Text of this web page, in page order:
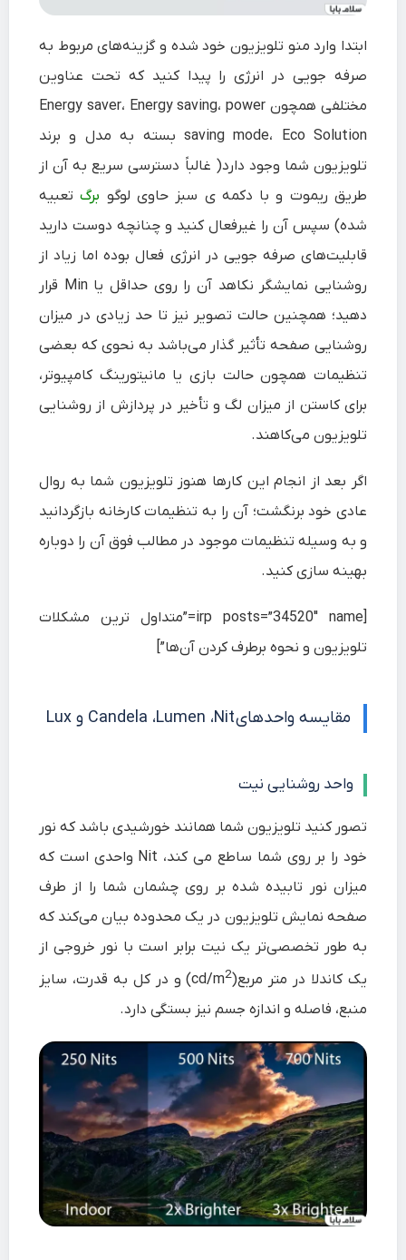
ابتدا وارد منو تلویزیون خود شده و گزینه‌های مربوط به
صرفه جویی در انرژی را پیدا کنید که تحت عناوین
مختلفی همچون Energy saver، Energy saving، power
saving mode، Eco Solution بسته به مدل و برند
تلویزیون شما وجود دارد( غالباً دسترسی سریع به آن از
طریق ریموت و با دکمه ی سبز حاوی لوگو برگتعبیه
شده) سپس آن را غیرفعال کنید و چنانچه دوست دارید
قابلیت‌های صرفه جویی در انرژی فعال بوده اما زیاد از
روشنایی نمایشگر نکاهد آن را روی حداقل یا Min قرار
دهید؛ همچنین حالت تصویر نیز تا حد زیادی در میزان
روشنایی صفحه تأثیر گذار می‌باشد به نحوی که بعضی
تنظیمات همچون حالت بازی یا مانیتورینگ کامپیوتر،
برای کاستن از میزان لگ و تأخیر در پردازش از روشنایی
تلویزیون می‌کاهند.
اگر بعد از انجام این کارها هنوز تلویزیون شما به روال
عادی خود برنگشت؛ آن را به تنظیمات کارخانه بازگردانید
و به وسیله تنظیمات موجود در مطالب فوق آن را دوباره
بهینه سازی کنید.
[irp posts=”34520″ name=”متداول ترین مشکلات
تلویزیون و نحوه برطرف کردن آن‌ها”]
مقایسه واحدهای Candela ،Lumen ،Nit و Lux
واحد روشنایی نیت
تصور کنید تلویزیون شما همانند خورشیدی باشد که نور
خود را بر روی شما ساطع می کند، Nit واحدی است که
میزان نور تابیده شده بر روی چشمان شما را از طرف
صفحه نمایش تلویزیون در یک محدوده بیان می‌کند که
به طور تخصصی‌تر یک نیت برابر است با نور خروجی از
یک کاندلا در متر مربع(cd/m2
) و در کل به قدرت، سایز
منبع، فاصله و اندازه جسم نیز بستگی دارد.